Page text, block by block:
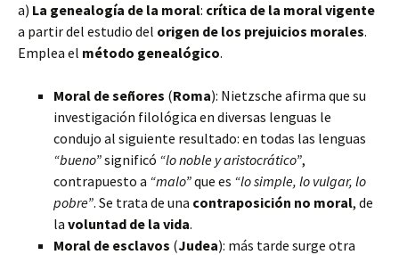
a) La genealogía de la moral: crítica de la moral vigente
a partir del estudio del origen de los prejuicios morales.
Emplea el método genealógico.
Moral de señores (Roma): Nietzsche afirma que su
investigación filológica en diversas lenguas le
condujo al siguiente resultado: en todas las lenguas
“bueno”significó “lo noble y aristocrático”,
contrapuesto a “malo”que es “lo simple, lo vulgar, lo
pobre”. Se trata de una contraposición no moral, de
la voluntad de la vida.
Moral de esclavos (Judea): más tarde surge otra